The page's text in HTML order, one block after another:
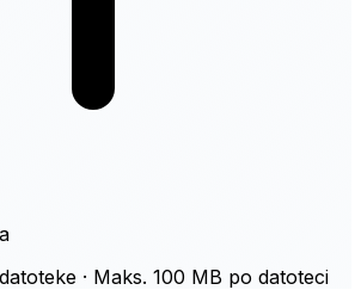
· Maks. 100 MB po datoteci